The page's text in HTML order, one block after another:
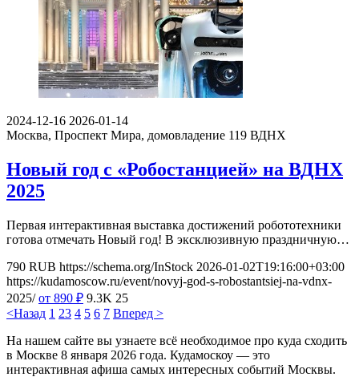
2024-12-16 2026-01-14
Москва, Проспект Мира, домовладение 119 ВДНХ
Новый год с «Робостанцией» на ВДНХ
2025
Первая интерактивная выставка достижений робототехники
готова отмечать Новый год! В эксклюзивную праздничную…
790 RUB https://schema.org/InStock 2026-01-02T19:16:00+03:00
https://kudamoscow.ru/event/novyj-god-s-robostantsiej-na-vdnx-
2025/ от 890 ₽ 9.3K 25
<Назад 1 23 4 5 6 7 Вперед >
На нашем сайте вы узнаете всё необходимое про куда сходить
в Москве 8 января 2026 года. Кудамоскоу — это
интерактивная афиша самых интересных событий Москвы.